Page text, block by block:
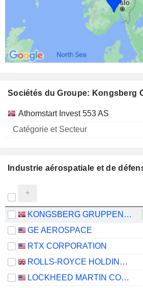
Sociétés du Groupe: Kongsberg
Nom
Catégorie
Secteur
Athomstart Invest 553 AS
Industrie aérospatiale et de
KONGSBERG GRUPPEN ASA
GE AEROSPACE
RTX CORPORATION
ROLLS-ROYCE HOLDINGS PLC
LOCKHEED MARTIN CORPORATION